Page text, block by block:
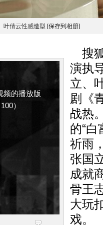
叶倩云性感造型 [保存到相册]
频的播放版
）
搜
演执
立、
剧《
战热
的“白
祈雨
张国
成就
骨王
大玩
戏。